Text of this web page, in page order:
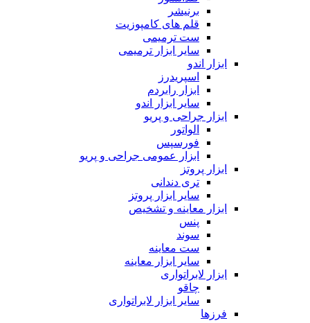
برنیشر
قلم های کامپوزیت
ست ترمیمی
سایر ابزار ترمیمی
ابزار اندو
اسپریدرز
ابزار رابردم
سایر ابزار اندو
ابزار جراحی و پریو
الواتور
فورسپس
ابزار عمومی جراحی و پریو
ابزار پروتز
تری دندانی
سایر ابزار پروتز
ابزار معاینه و تشخیص
پنس
سوند
ست معاینه
سایر ابزار معاینه
ابزار لابراتواری
چاقو
سایر ابزار لابراتواری
فرزها